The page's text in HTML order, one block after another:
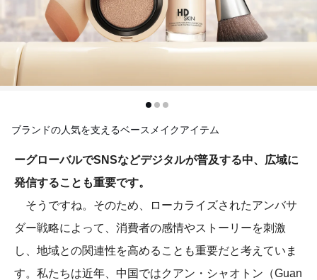
ブランドの人気を支えるベースメイクアイテム
ーグローバルでSNSなどデジタルが普及する中、広域に
発信することも重要です。
そうですね。そのため、ローカライズされたアンバサ
ダー戦略によって、消費者の感情やストーリーを刺激
し、地域との関連性を高めることも重要だと考えていま
す。私たちは近年、中国ではクアン・シャオトン（Guan